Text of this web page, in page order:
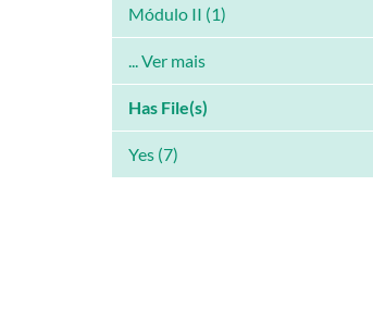
Módulo II (1)
... Ver mais
Has File(s)
Yes (7)